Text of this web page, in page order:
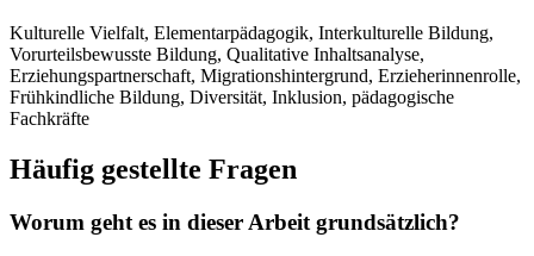
Kulturelle Vielfalt, Elementarpädagogik, Interkulturelle Bildung,
Vorurteilsbewusste Bildung, Qualitative Inhaltsanalyse,
Erziehungspartnerschaft, Migrationshintergrund, Erzieherinnenrolle,
Frühkindliche Bildung, Diversität, Inklusion, pädagogische
Fachkräfte
Häufig gestellte Fragen
Worum geht es in dieser Arbeit grundsätzlich?